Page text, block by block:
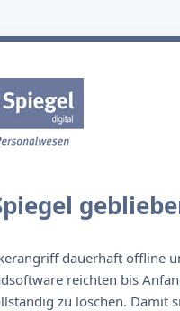
dauerhaft offline
reichten bis
zu löschen. Damit